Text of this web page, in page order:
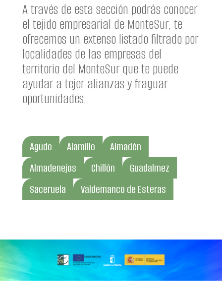
A través de esta sección podrás conocer
el tejido empresarial de MonteSur, te
ofrecemos un extenso listado filtrado por
localidades de las empresas del
territorio del MonteSur que te puede
ayudar a tejer alianzas y fraguar
oportunidades.
Agudo Alamillo
Almadén
Almadenejos
Chillón
Guadalmez
Saceruela
Valdemanco de Esteras